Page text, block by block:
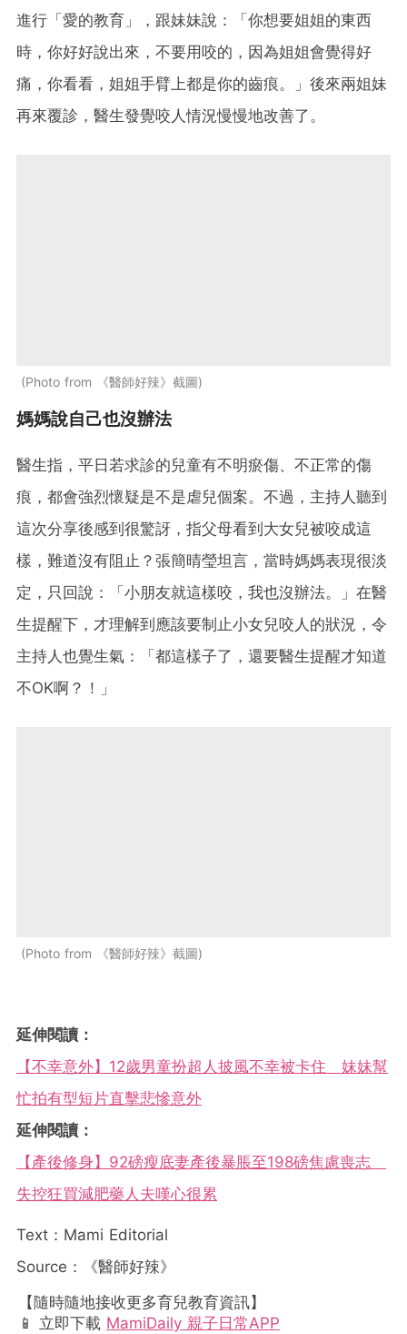
進行「愛的教育」，跟妹妹說：「你想要姐姐的東西
時，你好好說出來，不要用咬的，因為姐姐會覺得好
痛，你看看，姐姐手臂上都是你的齒痕。」後來兩姐妹
再來覆診，醫生發覺咬人情況慢慢地改善了。
Photo from 《醫師好辣》截圖
媽媽說自己也沒辦法
醫生指，平日若求診的兒童有不明瘀傷、不正常的傷
痕，都會強烈懷疑是不是虐兒個案。不過，主持人聽到
這次分享後感到很驚訝，指父母看到大女兒被咬成這
樣，難道沒有阻止？張簡晴瑩坦言，當時媽媽表現很淡
定，只回說：「小朋友就這樣咬，我也沒辦法。」在醫
生提醒下，才理解到應該要制止小女兒咬人的狀況，令
主持人也覺生氣：「都這樣子了，還要醫生提醒才知道
不OK啊？！」
Photo from 《醫師好辣》截圖
延伸閱讀：
【不幸意外】12歲男童扮超人披風不幸被卡住 妹妹幫
忙拍有型短片直擊悲慘意外
延伸閱讀：
【產後修身】92磅瘦底妻產後暴脹至198磅焦慮喪志
失控狂買減肥藥人夫嘆心很累
Text：Mami Editorial
Source：《醫師好辣》
【隨時隨地接收更多育兒教育資訊】
📱 立即下載 MamiDaily 親子日常APP